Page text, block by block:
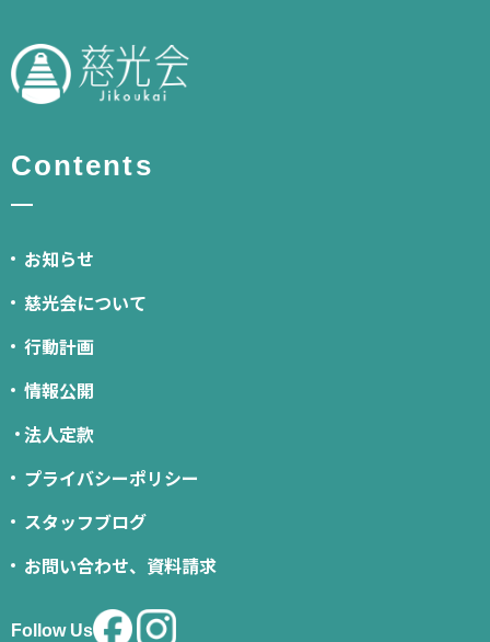
Contents
お知らせ
慈光会について
行動計画
情報公開
法人定款
プライバシーポリシー
スタッフブログ
お問い合わせ、資料請求
Follow Us